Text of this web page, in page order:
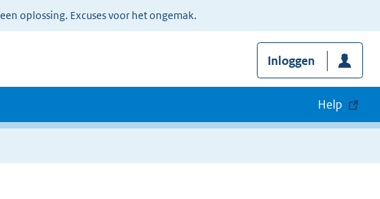
oplossing. Excuses voor het ongemak.
Inloggen
Help